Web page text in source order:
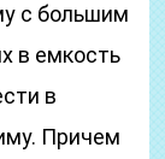
с большим
в емкость
в
Причем